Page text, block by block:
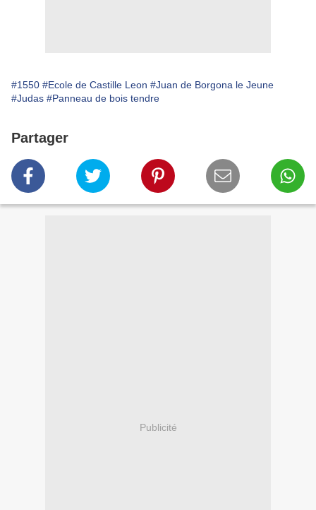
#1550 #Ecole de Castille Leon #Juan de Borgona le Jeune
#Judas #Panneau de bois tendre
Partager
Publicité